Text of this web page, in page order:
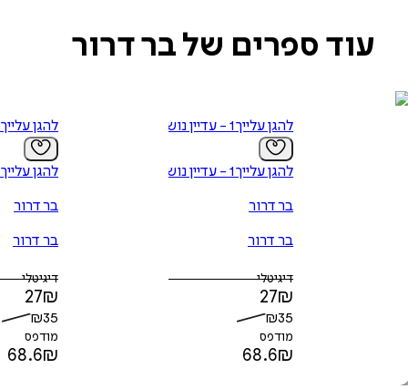
עוד ספרים של בר דרור
להגן עלייך 1 - עדיין נושמת
להגן עלייך 1 - עדיין נושמת
בר דרור
בר דרור
דיגיטלי
27₪
₪35
מודפס
68.6₪
להגן עלייך 2 - עדיין שלך
להגן עלייך 2 - עדיין שלך
בר דרור
בר דרור
דיגיטלי
27₪
₪35
מודפס
68.6₪